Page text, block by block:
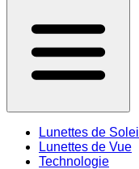
Lunettes de Soleil
Lunettes de Vue
Technologie